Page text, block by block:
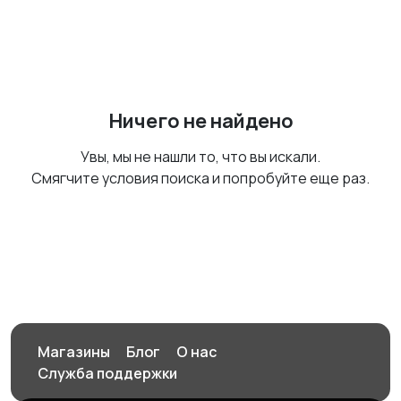
Ничего не найдено
Увы, мы не нашли то, что вы искали.
Смягчите условия поиска и попробуйте еще раз.
Магазины Блог
О нас
Служба поддержки